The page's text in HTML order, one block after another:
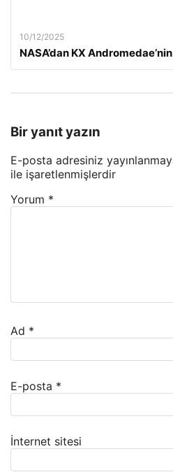
10/12/2025
NASA’dan KX
Bir yanıt yazın
E-posta adresiniz
ile işaretlenmişlerdir
Yorum *
Ad *
E-posta *
İnternet sitesi